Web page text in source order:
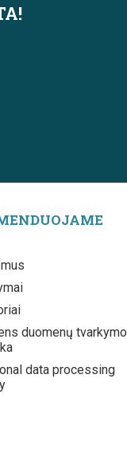
duomenų tvarkymo
data processing